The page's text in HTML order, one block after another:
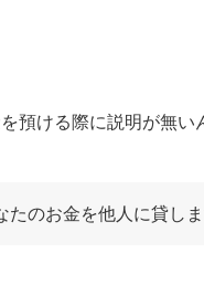
預ける際に説明が無い
たのお金を他人に貸し